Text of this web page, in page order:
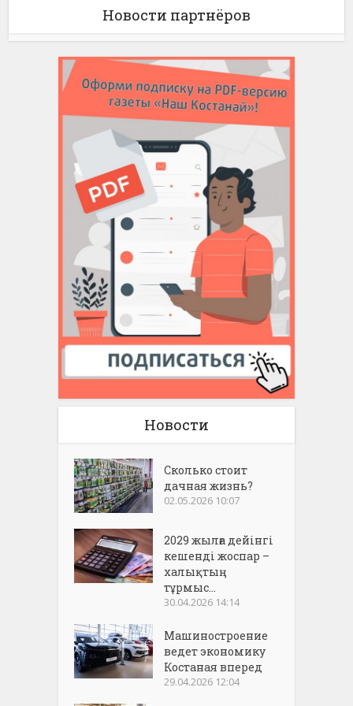
Новости партнёров
Новости
Сколько стоит
дачная жизнь?
02.05.2026 10:07
2029 жылға дейінгі
кешенді жоспар –
халықтың
тұрмыс...
30.04.2026 14:14
Машиностроение
ведет экономику
Костаная вперед
29.04.2026 12:04